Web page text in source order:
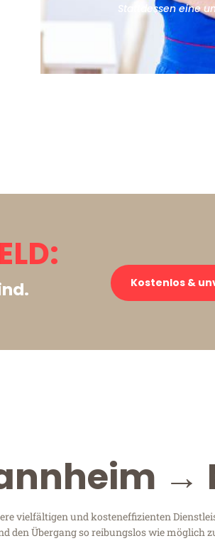
Stattdessen eine
Kostenlos &
→
vielfältigen und kosteneffizienten
den Übergang so reibungslos wie möglich